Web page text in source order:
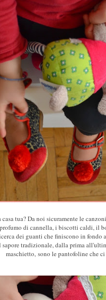
tua? Da noi sicuramente le
di cannella, i biscotti caldi,
dei guanti che finiscono in fondo
tradizionale, dalla prima
maschietto, sono le pantofoline che